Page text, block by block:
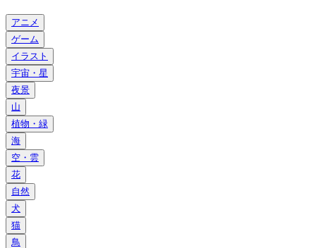
アニメ
ゲーム
イラスト
宇宙・星
夜景
山
植物・緑
海
空・雲
花
自然
犬
猫
鳥